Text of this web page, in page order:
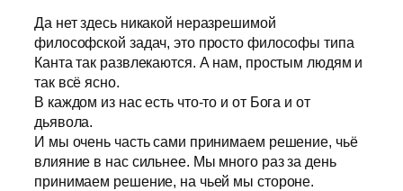
Да нет здесь никакой неразрешимой
философской задач, это просто философы типа
Канта так развлекаются. А нам, простым людям и
так всё ясно.
В каждом из нас есть что-то и от Бога и от
дьявола.
И мы очень часть сами принимаем решение, чьё
влияние в нас сильнее. Мы много раз за день
принимаем решение, на чьей мы стороне.